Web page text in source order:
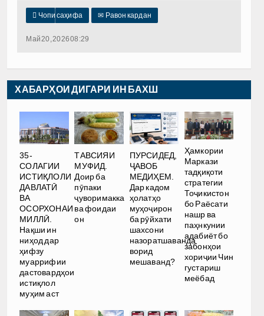
 Чопи саҳифа ✉ Равон кардан
Май 20, 2026 08:29
ХАБАРҲОИ ДИГАРИ ИН БАХШ
35-
СОЛАГИИ
ИСТИҚЛОЛИ
ДАВЛАТӢ
ВА
ОСОРХОНАИ
МИЛЛӢ.
Нақши ин
ниҳод дар
ҳифзу
муаррифии
дастовардҳои
истиқлол
муҳим аст
ТАВСИЯИ
МУФИД.
Доир ба
пӯпаки
ҷуворимакка
ва фоидаи
он
ПУРСИДЕД,
ҶАВОБ
МЕДИҲЕМ.
Дар кадом
ҳолатҳо
муҳоҷирон
ба рӯйхати
шахсони
назоратшаванда
ворид
мешаванд?
Ҳамкории
Маркази
тадқиқоти
стратегии
Тоҷикистон
бо Раёсати
нашр ва
паҳнкунии
адабиёт бо
забонҳои
хориҷии Чин
густариш
меёбад